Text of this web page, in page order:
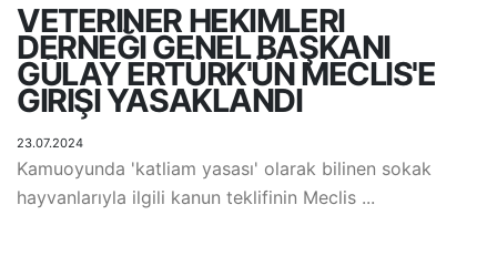
VETERINER HEKIMLERI
DERNEĞI GENEL BAŞKANI
GÜLAY ERTÜRK'ÜN MECLIS'E
GIRIŞI YASAKLANDI
23.07.2024
Kamuoyunda 'katliam yasası' olarak bilinen sokak
hayvanlarıyla ilgili kanun teklifinin Meclis ...